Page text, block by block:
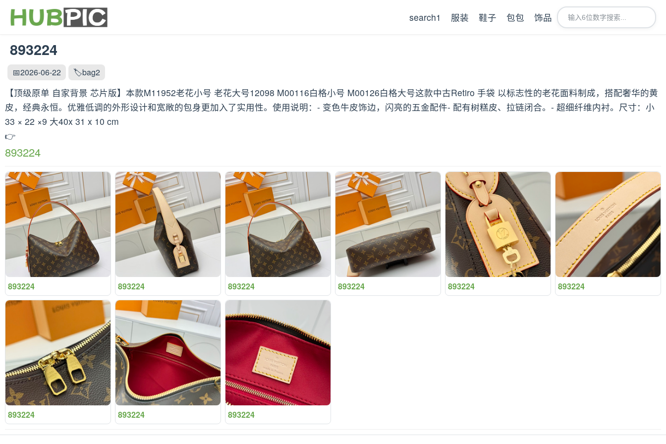
search1 服装 鞋子 包包 饰品
893224
📅2026-06-22 🏷️bag2
【顶级原单 自家背景 芯片版】本款M11952老花小号 老花大号12098 M00116白格小号 M00126白格大号这款中古Retiro 手袋 以标志性的老花面料制成，搭配奢华的黄
皮，经典永恒。优雅低调的外形设计和宽敞的包身更加入了实用性。使用说明：- 变色牛皮饰边，闪亮的五金配件- 配有树糕皮、拉链闭合。- 超细纤维内衬。尺寸：小
33 × 22 ×9 大40x 31 x 10 cm
👉
893224
893224 893224 893224 893224 893224 893224
893224 893224 893224